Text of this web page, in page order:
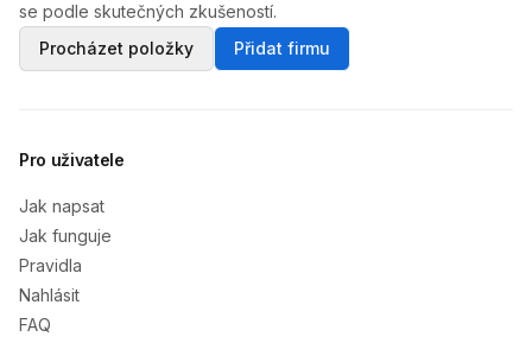
se podle skutečných zkušeností.
Procházet položky
Přidat firmu
Pro uživatele
Jak napsat
Jak funguje
Pravidla
Nahlásit
FAQ